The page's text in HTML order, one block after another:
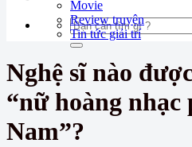
Movie
Review truyện
Tin tức giải trí
Nghệ sĩ nào
“nữ hoàng nhạc
Nam”?